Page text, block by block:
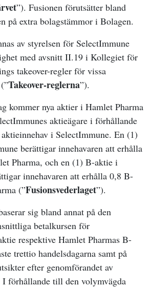
”). Fusionen förutsätter bland
på extra bolagstämmor i Bolagen.
av styrelsen för SelectImmune
med avsnitt II.19 i Kollegiet för
takeover-regler för vissa
Takeover-reglerna”).
kommer nya aktier i Hamlet Pharma
aktieägare i förhållande
i SelectImmune. En (1)
berättigar innehavaren att erhålla
Pharma, och en (1) B-aktie i
innehavaren att erhålla 0,8 B-
(”Fusionsvederlaget”).
sig bland annat på den
betalkursen för
respektive Hamlet Pharmas B-
trettio handelsdagarna samt på
efter genomförandet av
I förhållande till den volymvägda